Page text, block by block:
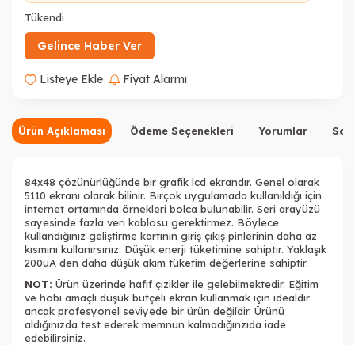
Tükendi
Gelince Haber Ver
Listeye Ekle Fiyat Alarmı
Ürün Açıklaması Ödeme Seçenekleri Yorumlar
84x48 çözünürlüğünde bir grafik lcd ekrandır. Genel olarak
5110 ekranı olarak bilinir. Birçok uygulamada kullanıldığı için
internet ortamında örnekleri bolca bulunabilir. Seri arayüzü
sayesinde fazla veri kablosu gerektirmez. Böylece
kullandığınız geliştirme kartının giriş çıkış pinlerinin daha az
kısmını kullanırsınız. Düşük enerji tüketimine sahiptir. Yaklaşık
200uA den daha düşük akım tüketim değerlerine sahiptir.
NOT: Ürün üzerinde hafif çizikler ile gelebilmektedir. Eğitim
ve hobi amaçlı düşük bütçeli ekran kullanmak için idealdir
ancak profesyonel seviyede bir ürün değildir. Ürünü
aldığınızda test ederek memnun kalmadığınzıda iade
edebilirsiniz.